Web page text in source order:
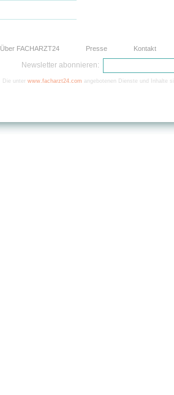
Über FACHARZT24 Presse Kontakt
Newsletter abonnieren:
Die unter www.facharzt24.com angebotenen Dienste und Inhalte